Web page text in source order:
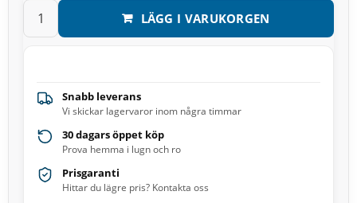
LÄGG I VARUKORGEN
Snabb leverans
Vi skickar lagervaror inom några timmar
30 dagars öppet köp
Prova hemma i lugn och ro
Prisgaranti
Hittar du lägre pris? Kontakta oss